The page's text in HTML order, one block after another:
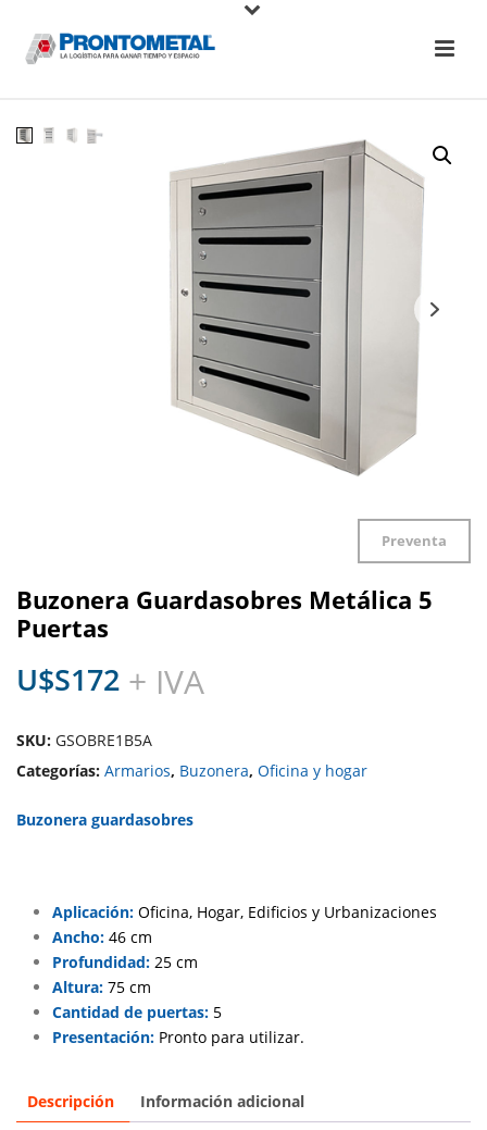
Preventa
Buzonera Guardasobres Metálica 5
Puertas
U$S172 + IVA
SKU: GSOBRE1B5A
Categorías: Armarios, Buzonera, Oficina y hogar
Buzonera guardasobres
Aplicación:Oficina, Hogar, Edificios y Urbanizaciones
Ancho:46 cm
Profundidad:25 cm
Altura:75 cm
Cantidad de puertas:5
Presentación:Pronto para utilizar.
Descripción Información adicional